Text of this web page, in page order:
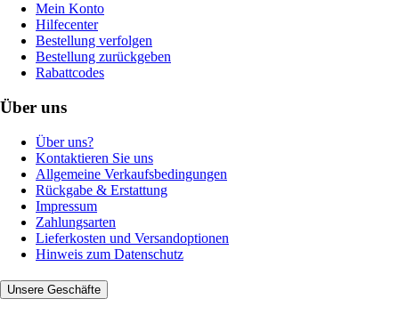
Mein Konto
Hilfecenter
Bestellung verfolgen
Bestellung zurückgeben
Rabattcodes
Über uns
Über uns?
Kontaktieren Sie uns
Allgemeine Verkaufsbedingungen
Rückgabe & Erstattung
Impressum
Zahlungsarten
Lieferkosten und Versandoptionen
Hinweis zum Datenschutz
Unsere Geschäfte